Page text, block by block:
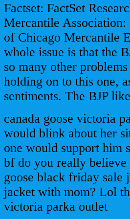
Factset: FactSet
Mercantile
of Chicago Mercantile
whole issue is that the
so many other
holding on to this one,
sentiments. The BJP
canada goose victoria
would blink about her
one would support him
bf do you really believe
goose black friday sale
jacket with mom? Lol
victoria parka outlet